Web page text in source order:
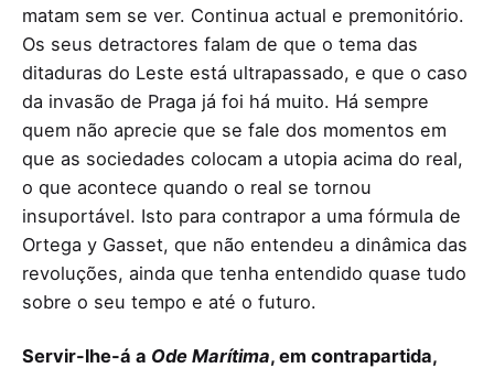
matam sem se ver. Continua actual e premonitório.
Os seus detractores falam de que o tema das
ditaduras do Leste está ultrapassado, e que o caso
da invasão de Praga já foi há muito. Há sempre
quem não aprecie que se fale dos momentos em
que as sociedades colocam a utopia acima do real,
o que acontece quando o real se tornou
insuportável. Isto para contrapor a uma fórmula de
Ortega y Gasset, que não entendeu a dinâmica das
revoluções, ainda que tenha entendido quase tudo
sobre o seu tempo e até o futuro.
Servir-lhe-á a Ode Marítima, em contrapartida,